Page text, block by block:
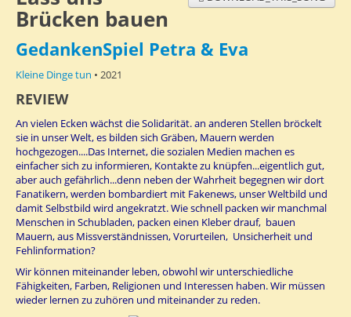
Brücken bauen
GedankenSpiel Petra & Eva
Kleine Dinge tun • 2021
REVIEW
An vielen Ecken wächst die Solidarität. an anderen Stellen bröckelt
sie in unser Welt, es bilden sich Gräben, Mauern werden
hochgezogen....Das Internet, die sozialen Medien machen es
einfacher sich zu informieren, Kontakte zu knüpfen...eigentlich gut,
aber auch gefährlich...denn neben der Wahrheit begegnen wir dort
Fanatikern, werden bombardiert mit Fakenews, unser Weltbild und
damit Selbstbild wird angekratzt. Wie schnell packen wir manchmal
Menschen in Schubladen, packen einen Kleber drauf, bauen
Mauern, aus Missverständnissen, Vorurteilen, Unsicherheit und
Fehlinformation?
Wir können miteinander leben, obwohl wir unterschiedliche
Fähigkeiten, Farben, Religionen und Interessen haben. Wir müssen
wieder lernen zu zuhören und miteinander zu reden.